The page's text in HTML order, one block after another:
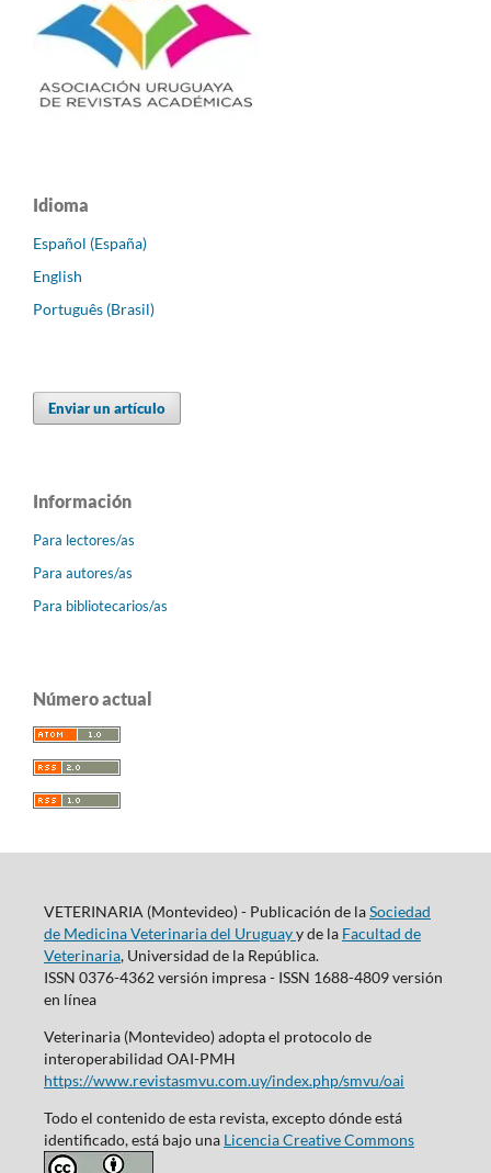
Idioma
Español (España)
English
Português (Brasil)
Enviar un artículo
Información
Para lectores/as
Para autores/as
Para bibliotecarios/as
Número actual
VETERINARIA (Montevideo) - Publicación de laSociedad
de Medicina Veterinaria del Uruguayy de la Facultad de
Veterinaria, Universidad de la República.
ISSN 0376-4362 versión impresa - ISSN 1688-4809 versión
en línea
Veterinaria (Montevideo) adopta el protocolo de
interoperabilidad OAI-PMH
https://www.revistasmvu.com.uy/index.php/smvu/oai
Todo el contenido de esta revista, excepto dónde está
identificado, está bajo una Licencia Creative Commons